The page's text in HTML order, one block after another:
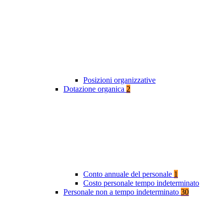
Posizioni organizzative
Dotazione organica 2
Conto annuale del personale 1
Costo personale tempo indeterminato
Personale non a tempo indeterminato 30